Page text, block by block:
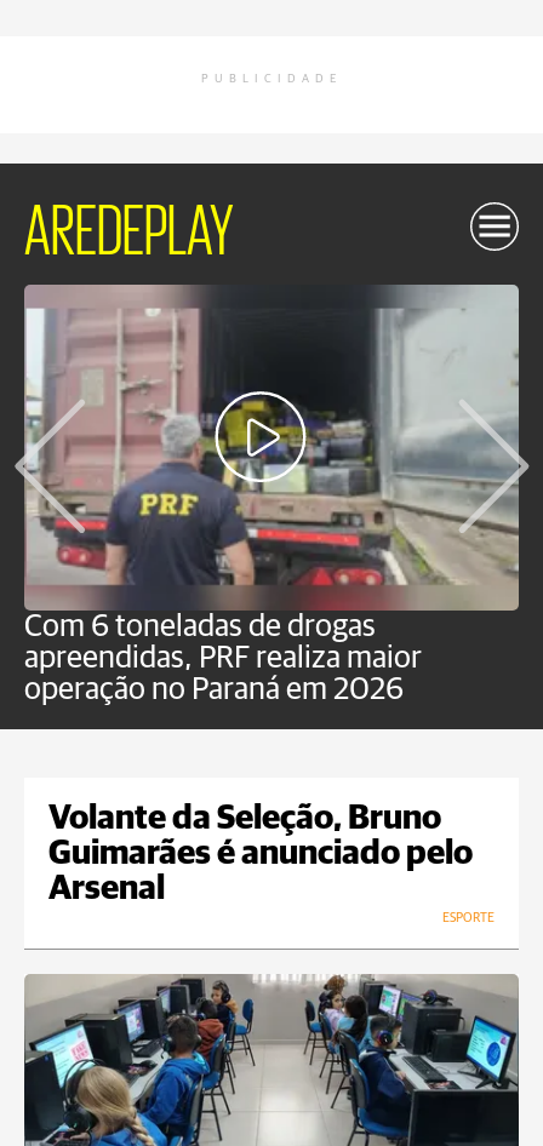
PUBLICIDADE
AREDEPLAY
Com 6 toneladas de drogas
apreendidas, PRF realiza maior
operação no Paraná em 2026
Volante da Seleção, Bruno
Guimarães é anunciado pelo
Arsenal
ESPORTE